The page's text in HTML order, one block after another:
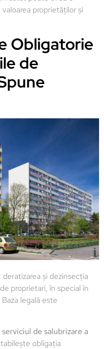
proprietăților și
Obligatorie
de
și dezinsecția
proprietari, în special în
legală este
de salubrizare a
obligația